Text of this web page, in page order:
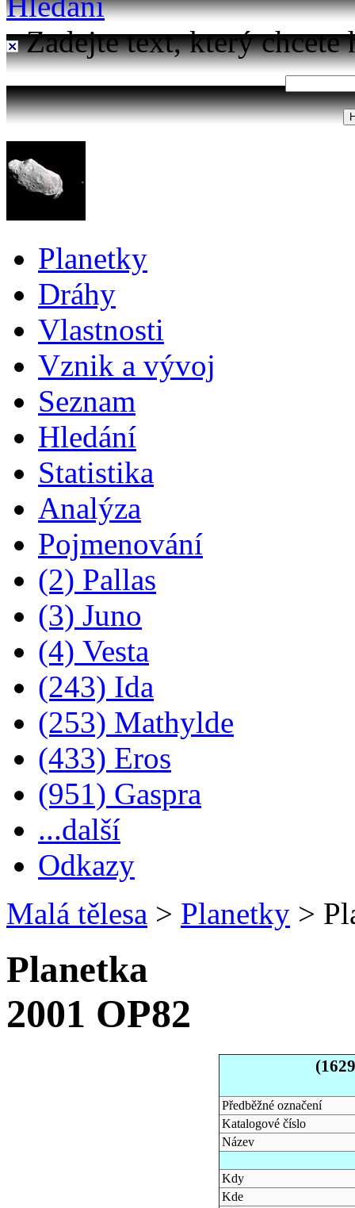
Zadejte text, který chcete
Planetky
Dráhy
Vlastnosti
Vznik a vývoj
Seznam
Hledání
Statistika
Analýza
Pojmenování
(2) Pallas
(3) Juno
(4) Vesta
(243) Ida
(253) Mathylde
(433) Eros
(951) Gaspra
...další
Odkazy
Malá tělesa > Planetky >
Planetka
2001 OP82
Předběžné označení
Katalogové číslo
Název
Kdy
Kde